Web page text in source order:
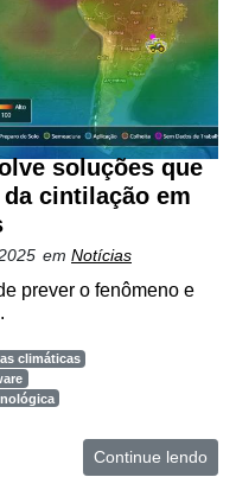
soluções que
cintilação em
em Notícias
prever o fenômeno e
climáticas
Continue lendo